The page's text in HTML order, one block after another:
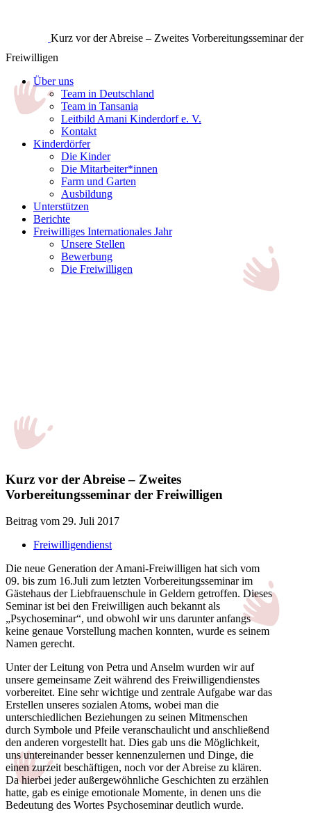
Kurz vor der Abreise – Zweites Vorbereitungsseminar der
Freiwilligen
Über uns
Team in Deutschland
Team in Tansania
Leitbild Amani Kinderdorf e. V.
Kontakt
Kinderdörfer
Die Kinder
Die Mitarbeiter*innen
Farm und Garten
Ausbildung
Unterstützen
Berichte
Freiwilliges Internationales Jahr
Unsere Stellen
Bewerbung
Die Freiwilligen
Kurz vor der Abreise – Zweites
Vorbereitungsseminar der Freiwilligen
Beitrag vom 29. Juli 2017
Freiwilligendienst
Die neue Generation der Amani-Freiwilligen hat sich vom
09. bis zum 16.Juli zum letzten Vorbereitungsseminar im
Gästehaus der Liebfrauenschule in Geldern getroffen. Dieses
Seminar ist bei den Freiwilligen auch bekannt als
„Psychoseminar“, und obwohl wir uns darunter anfangs
keine genaue Vorstellung machen konnten, wurde es seinem
Namen gerecht.
Unter der Leitung von Petra und Anselm wurden wir auf
unsere gemeinsame Zeit während des Freiwilligendienstes
vorbereitet. Eine sehr wichtige und zentrale Aufgabe war das
Erstellen unseres sozialen Atoms, wobei man die
unterschiedlichen Beziehungen zu seinen Mitmenschen
durch Symbole und Pfeile veranschaulicht und anschließend
den anderen vorgestellt hat. Dies gab uns die Möglichkeit,
uns untereinander besser kennenzulernen und Dinge, die
einen zurzeit beschäftigen, noch vor der Abreise zu klären.
Da hierbei jeder außergewöhnliche Geschichten zu erzählen
hatte, gab es einige emotionale Momente, in denen uns die
Bedeutung des Wortes Psychoseminar deutlich wurde.